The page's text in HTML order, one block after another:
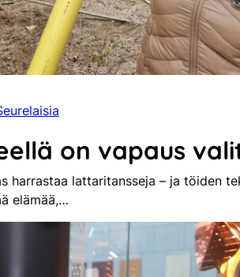
on vapaus
harrastaa lattaritansseja – ja töiden
elämää,…